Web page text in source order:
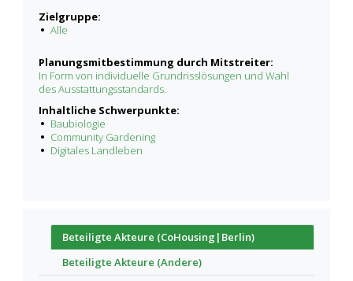
Zielgruppe:
Alle
Planungsmitbestimmung durch Mitstreiter:
In Form von individuelle Grundrisslösungen und Wahl
des Ausstattungsstandards.
Inhaltliche Schwerpunkte:
Baubiologie
Community Gardening
Digitales Landleben
Beteiligte Akteure (CoHousing|Berlin)
Beteiligte Akteure (Andere)